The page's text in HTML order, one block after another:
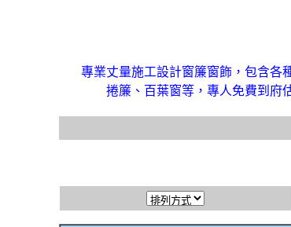
專業丈量施工設計窗簾窗飾，包含各
捲簾、百葉窗等，專人免費到府